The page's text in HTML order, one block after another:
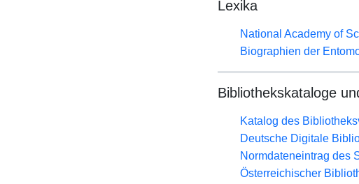
Lexika
National Academy of
Biographien der
Bibliothekskataloge
Katalog des
Deutsche Digitale
Normdateneintrag des
Österreichischer